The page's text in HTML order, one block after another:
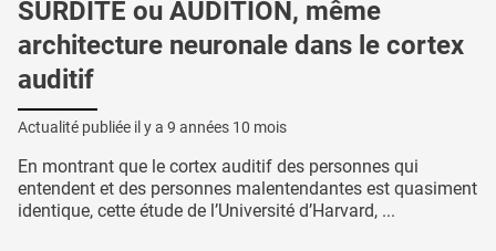
SURDITÉ ou AUDITION, même
architecture neuronale dans le cortex
auditif
Actualité publiée il y a 9 années 10 mois
En montrant que le cortex auditif des personnes qui
entendent et des personnes malentendantes est quasiment
identique, cette étude de l’Université d’Harvard, ...